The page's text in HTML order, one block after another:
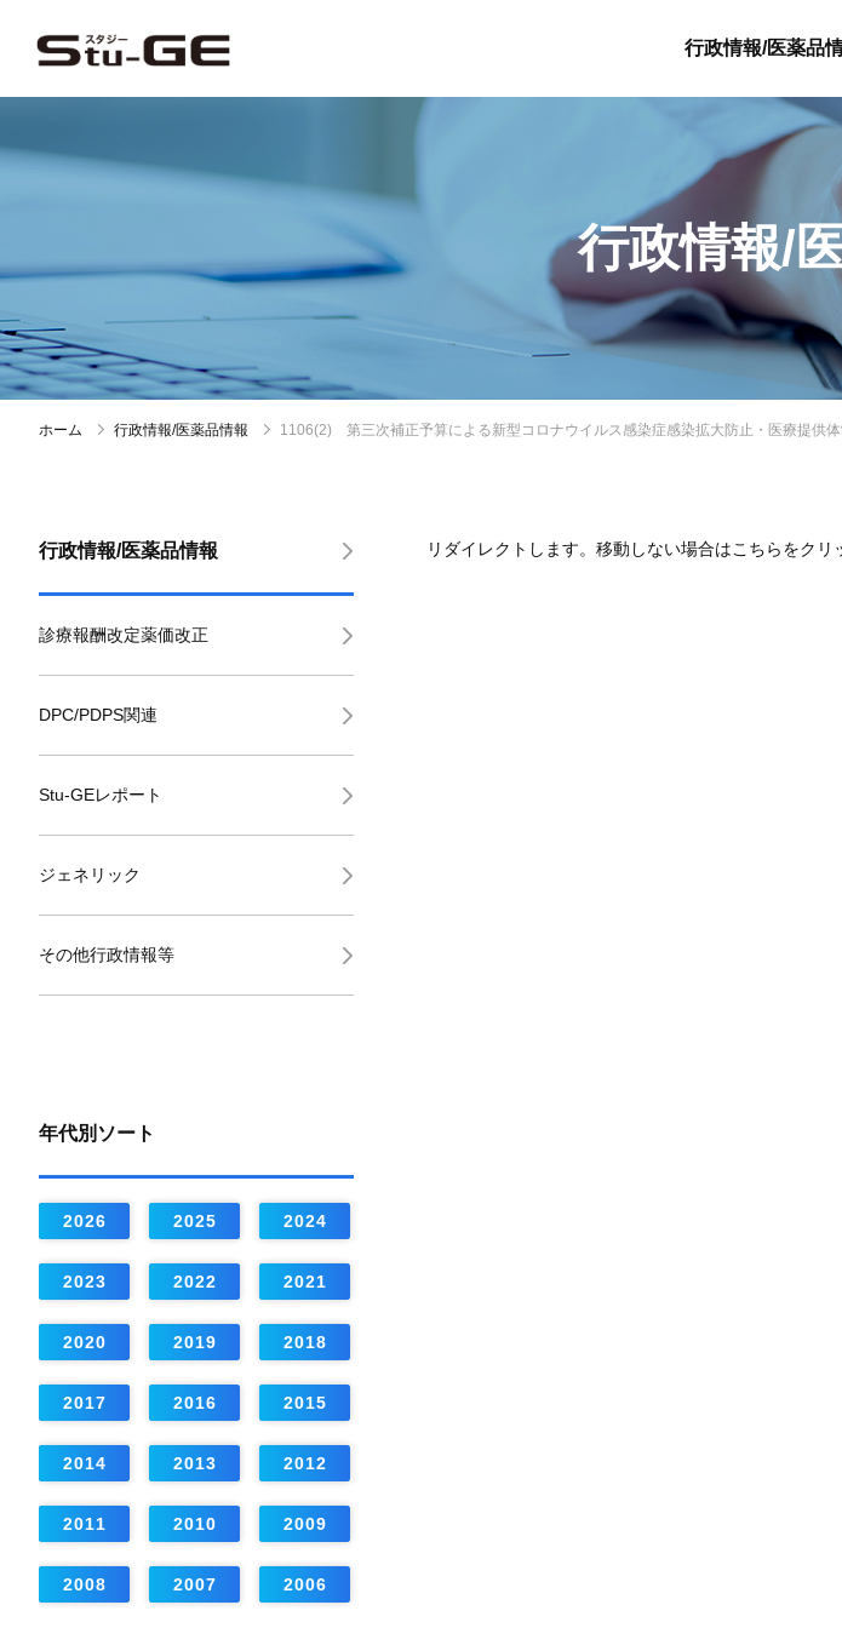
行政情報/医薬品
行政情報/
ホーム 行政情報/医薬品情報 1106(2) 第三次補正予算による新型コロナウイルス感染症感染拡大防止・医療提供
リダイレクトします。移動しない場合はこちらをクリ
行政情報/医薬品情報
診療報酬改定薬価改正
DPC/PDPS関連
Stu-GEレポート
ジェネリック
その他行政情報等
年代別ソート
2026 2025 2024
2023 2022 2021
2020 2019 2018
2017 2016 2015
2014 2013 2012
2011 2010 2009
2008 2007 2006